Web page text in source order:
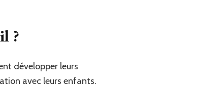
?
développer leurs
avec leurs enfants.